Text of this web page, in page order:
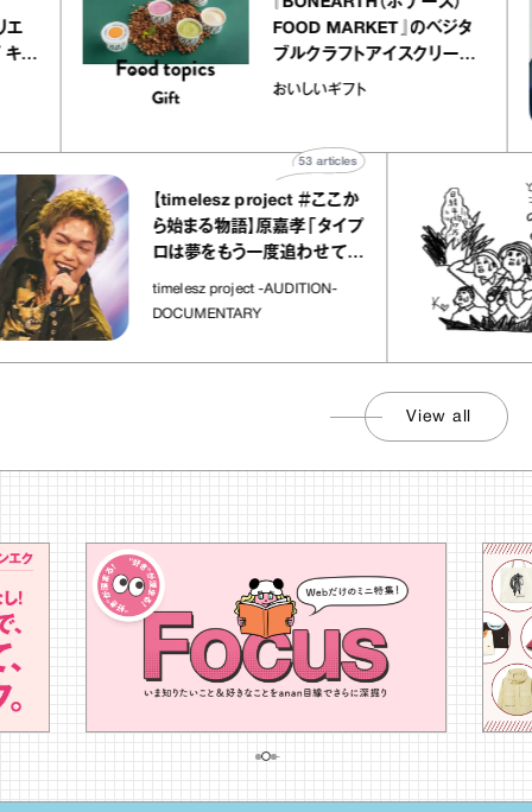
トリエ
ープ キャ
FOOD MARKET』のベジタ
ブルクラフトアイスクリーム
｜真野知子の「おいしいギフ
おいしいギフト
【timelesz project ＃ここか
ら始まる物語】原嘉孝「タイプ
ロは夢をもう一度追わせてく
timelesz project -AUDITION-
DOCUMENTARY
articles
View all